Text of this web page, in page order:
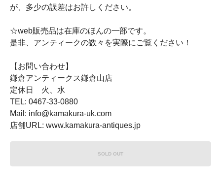
が、多少の誤差はお許しください。
☆web販売品は在庫のほんの一部です。
是非、アンティークの数々を実際にご覧ください！
【お問い合わせ】
鎌倉アンティークス鎌倉山店
定休日 火、水
TEL: 0467-33-0880
Mail: info@kamakura-uk.com
店舗URL: www.kamakura-antiques.jp
SOLD OUT